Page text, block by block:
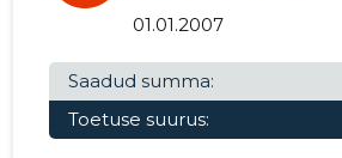
01.01.2000–
01.01.2007
Saadud summa:
Toetuse suurus: